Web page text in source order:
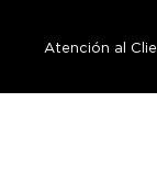
Atención al